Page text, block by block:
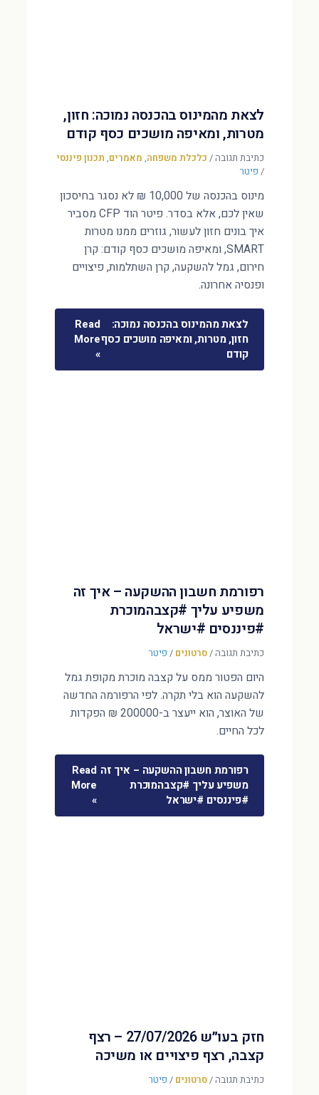
לצאת מהמינוס בהכנסה נמוכה: חזון,
מטרות, ומאיפה מושכים כסף קודם
כתיבת תגובה/ כלכלת משפחה, מאמרים, תכנון פיננסי
/ פיטר
מינוס בהכנסה של 10,000 ₪ לא נסגר בחיסכון
שאין לכם, אלא בסדר. פיטר הוד CFP מסביר
איך בונים חזון לעשור, גוזרים ממנו מטרות
SMART, ומאיפה מושכים כסף קודם: קרן
חירום, גמל להשקעה, קרן השתלמות, פיצויים
ופנסיה אחרונה.
לצאת מהמינוס בהכנסה נמוכה:
חזון, מטרות, ומאיפה מושכים כסף
קודם
Read
More
»
רפורמת חשבון ההשקעה – איך זה
משפיע עליך #קצבהמוכרת
#פיננסים #ישראל
כתיבת תגובה/סרטונים / פיטר
היום הפטור ממס על קצבה מוכרת מקופת גמל
להשקעה הוא בלי תקרה. לפי הרפורמה החדשה
של האוצר, הוא ייעצר ב-200000 ₪ הפקדות
לכל החיים.
רפורמת חשבון ההשקעה – איך זה
משפיע עליך #קצבהמוכרת
#פיננסים #ישראל
Read
More
»
חזק בעו״ש 27/07/2026 – רצף
קצבה, רצף פיצויים או משיכה
כתיבת תגובה/סרטונים / פיטר